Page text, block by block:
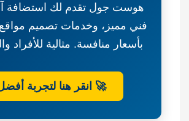
هوست جول تقدم لك استضافة
فني مميز، وخدمات تصميم
بأسعار منافسة. مثالية للأفراد
🚀 انقر هنا لتجربة